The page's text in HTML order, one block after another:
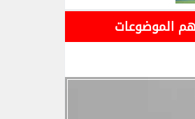
الموضوعات